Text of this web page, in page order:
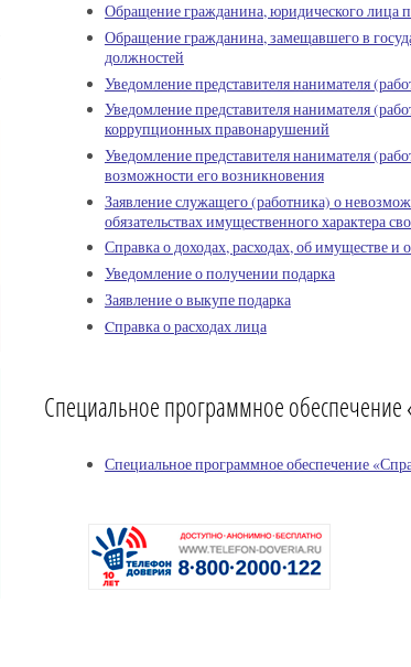
Обращение гражданина, юридического лица
Обращение гражданина, замещавшего в
должностей
Уведомление представителя нанимателя
Уведомление представителя нанимателя
коррупционных правонарушений
Уведомление представителя нанимателя
возможности его возникновения
Заявление служащего (работника) о
обязательствах имущественного характера
Справка о доходах, расходах, об имуществе и
Уведомление о получении подарка
Заявление о выкупе подарка
Cправка о расходах лица
Специальное программное обеспечение
Специальное программное обеспечение